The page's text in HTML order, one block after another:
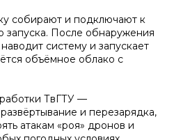
собирают и подключают к
запуска. После обнаружения
систему и запускает
объёмное облако с
ТвГТУ —
и перезарядка,
атакам «роя» дронов и